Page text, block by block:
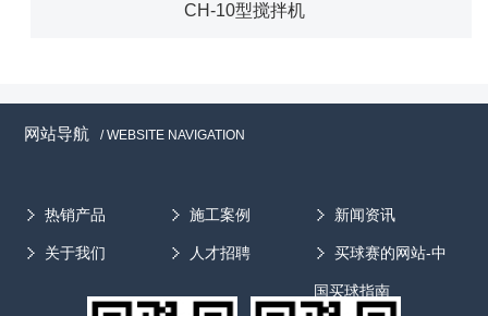
CH-10型搅拌机
网站导航 / WEBSITE NAVIGATION
热销产品 施工案例 新闻资讯
关于我们 人才招聘 买球赛的网站-中
国买球指南